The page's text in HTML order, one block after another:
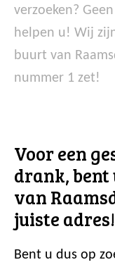
verzoeken?
helpen u! Wij
buurt van
nummer 1 zet!
Voor een
drank, bent
van
juiste adres!
Bent u dus op